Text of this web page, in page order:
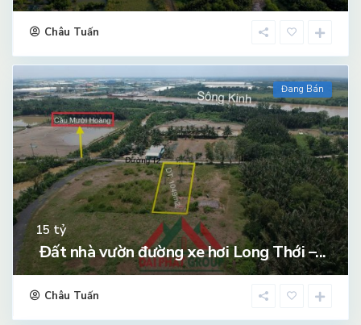
Châu Tuấn
Đang Bán
15 tỷ
Đất nhà vườn đường xe hơi Long Thới –...
Châu Tuấn